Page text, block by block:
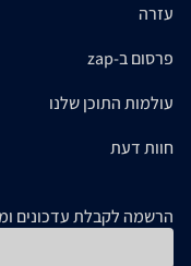
עזרה
פרסום ב-zap
עולמות התוכן שלנו
חוות דעת
הרשמה לקבלת עדכונים